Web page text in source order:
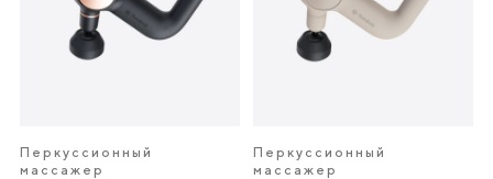
Перкуссионный
массажер
Перкуссионный
массажер